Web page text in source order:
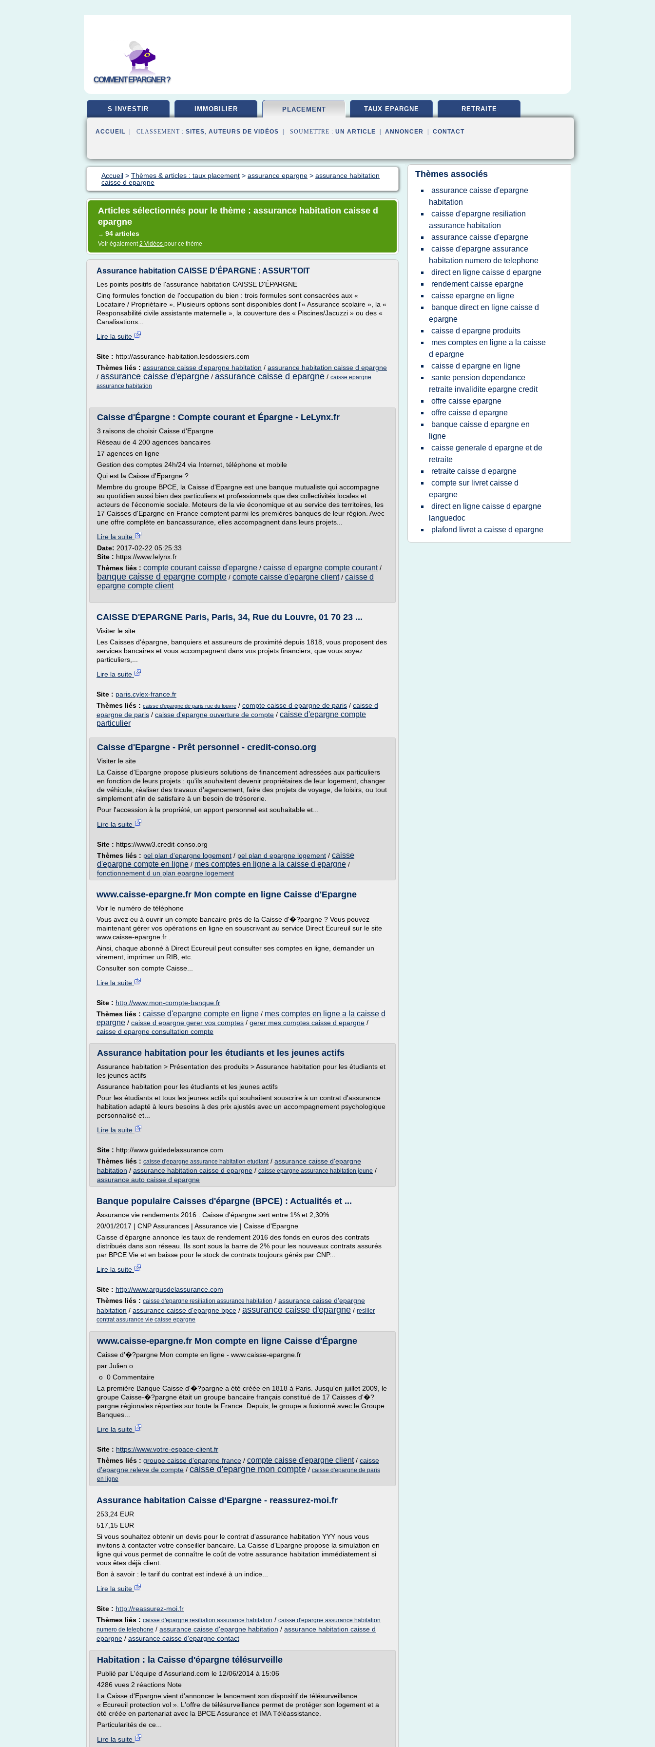
COMMENT EPARGNER ?
S INVESTIR IMMOBILIER PLACEMENT TAUX EPARGNE RETRAITE
ACCUEIL | CLASSEMENT : SITES, AUTEURS DE VIDÉOS | SOUMETTRE : UN ARTICLE ANNONCER CONTACT
Accueil > Thèmes & articles : taux placement > assurance epargne > assurance habitation
caisse d epargne
Articles sélectionnés pour le thème : assurance habitation caisse d
epargne
→ 94 articles
Voir également2 Vidéos pour ce thème
Assurance habitation CAISSE D'ÉPARGNE : ASSUR'TOIT
Les points positifs de l'assurance habitation CAISSE D'ÉPARGNE
Cinq formules fonction de l'occupation du bien : trois formules sont consacrées aux «
Locataire / Propriétaire ». Plusieurs options sont disponibles dont l'« Assurance scolaire », la «
Responsabilité civile assistante maternelle », la couverture des « Piscines/Jacuzzi » ou des «
Canalisations...
Lire la suite
Site : http://assurance-habitation.lesdossiers.com
Thèmes liés : assurance caisse d'epargne habitation / assurance habitation caisse d epargne
/ assurance caisse d'epargne / assurance caisse d epargne / caisse epargne
assurance habitation
Caisse d'Épargne : Compte courant et Épargne - LeLynx.fr
3 raisons de choisir Caisse d'Epargne
Réseau de 4 200 agences bancaires
17 agences en ligne
Gestion des comptes 24h/24 via Internet, téléphone et mobile
Qui est la Caisse d'Epargne ?
Membre du groupe BPCE, la Caisse d'Epargne est une banque mutualiste qui accompagne
au quotidien aussi bien des particuliers et professionnels que des collectivités locales et
acteurs de l'économie sociale. Moteurs de la vie économique et au service des territoires, les
17 Caisses d'Epargne en France comptent parmi les premières banques de leur région. Avec
une offre complète en bancassurance, elles accompagnent dans leurs projets...
Lire la suite
Date: 2017-02-22 05:25:33
Site : https://www.lelynx.fr
Thèmes liés : compte courant caisse d'epargne / caisse d epargne compte courant/
banque caisse d epargne compte / compte caisse d'epargne client/ caisse d
epargne compte client
CAISSE D'EPARGNE Paris, Paris, 34, Rue du Louvre, 01 70 23 ...
Visiter le site
Les Caisses d'épargne, banquiers et assureurs de proximité depuis 1818, vous proposent des
services bancaires et vous accompagnent dans vos projets financiers, que vous soyez
particuliers,...
Lire la suite
Site : paris.cylex-france.fr
Thèmes liés : caisse d'epargne de paris rue du louvre / compte caisse d epargne de paris / caisse d
epargne de paris / caisse d'epargne ouverture de compte / caisse d'epargne compte
particulier
Caisse d'Epargne - Prêt personnel - credit-conso.org
Visiter le site
La Caisse d'Epargne propose plusieurs solutions de financement adressées aux particuliers
en fonction de leurs projets : qu'ils souhaitent devenir propriétaires de leur logement, changer
de véhicule, réaliser des travaux d'agencement, faire des projets de voyage, de loisirs, ou tout
simplement afin de satisfaire à un besoin de trésorerie.
Pour l'accession à la propriété, un apport personnel est souhaitable et...
Lire la suite
Site : https://www3.credit-conso.org
Thèmes liés : pel plan d'epargne logement / pel plan d epargne logement / caisse
d'epargne compte en ligne / mes comptes en ligne a la caisse d epargne /
fonctionnement d un plan epargne logement
www.caisse-epargne.fr Mon compte en ligne Caisse d'Epargne
Voir le numéro de téléphone
Vous avez eu à ouvrir un compte bancaire près de la Caisse d'�?pargne ? Vous pouvez
maintenant gérer vos opérations en ligne en souscrivant au service Direct Ecureuil sur le site
www.caisse-epargne.fr .
Ainsi, chaque abonné à Direct Ecureuil peut consulter ses comptes en ligne, demander un
virement, imprimer un RIB, etc.
Consulter son compte Caisse...
Lire la suite
Site : http://www.mon-compte-banque.fr
Thèmes liés : caisse d'epargne compte en ligne / mes comptes en ligne a la caisse d
epargne / caisse d epargne gerer vos comptes / gerer mes comptes caisse d epargne /
caisse d epargne consultation compte
Assurance habitation pour les étudiants et les jeunes actifs
Assurance habitation > Présentation des produits > Assurance habitation pour les étudiants et
les jeunes actifs
Assurance habitation pour les étudiants et les jeunes actifs
Pour les étudiants et tous les jeunes actifs qui souhaitent souscrire à un contrat d'assurance
habitation adapté à leurs besoins à des prix ajustés avec un accompagnement psychologique
personnalisé et...
Lire la suite
Site : http://www.guidedelassurance.com
Thèmes liés : caisse d'epargne assurance habitation etudiant/ assurance caisse d'epargne
habitation / assurance habitation caisse d epargne / caisse epargne assurance habitation jeune /
assurance auto caisse d epargne
Banque populaire Caisses d'épargne (BPCE) : Actualités et ...
Assurance vie rendements 2016 : Caisse d'épargne sert entre 1% et 2,30%
20/01/2017 | CNP Assurances | Assurance vie | Caisse d'Epargne
Caisse d'épargne annonce les taux de rendement 2016 des fonds en euros des contrats
distribués dans son réseau. Ils sont sous la barre de 2% pour les nouveaux contrats assurés
par BPCE Vie et en baisse pour le stock de contrats toujours gérés par CNP...
Lire la suite
Site : http://www.argusdelassurance.com
Thèmes liés : caisse d'epargne resiliation assurance habitation / assurance caisse d'epargne
habitation / assurance caisse d'epargne bpce / assurance caisse d'epargne / resilier
contrat assurance vie caisse epargne
www.caisse-epargne.fr Mon compte en ligne Caisse d'Épargne
Caisse d'�?pargne Mon compte en ligne - www.caisse-epargne.fr
par Julien o
o 0 Commentaire
La première Banque Caisse d'�?pargne a été créée en 1818 à Paris. Jusqu'en juillet 2009, le
groupe Caisse-�?pargne était un groupe bancaire français constitué de 17 Caisses d'�?
pargne régionales réparties sur toute la France. Depuis, le groupe a fusionné avec le Groupe
Banques...
Lire la suite
Site : https://www.votre-espace-client.fr
Thèmes liés : groupe caisse d'epargne france / compte caisse d'epargne client/ caisse
d'epargne releve de compte / caisse d'epargne mon compte / caisse d'epargne de paris
en ligne
Assurance habitation Caisse d’Epargne - reassurez-moi.fr
253,24 EUR
517,15 EUR
Si vous souhaitez obtenir un devis pour le contrat d'assurance habitation YYY nous vous
invitons à contacter votre conseiller bancaire. La Caisse d'Epargne propose la simulation en
ligne qui vous permet de connaître le coût de votre assurance habitation immédiatement si
vous êtes déjà client.
Bon à savoir : le tarif du contrat est indexé à un indice...
Lire la suite
Site : http://reassurez-moi.fr
Thèmes liés : caisse d'epargne resiliation assurance habitation / caisse d'epargne assurance habitation
numero de telephone / assurance caisse d'epargne habitation / assurance habitation caisse d
epargne / assurance caisse d'epargne contact
Habitation : la Caisse d'épargne télésurveille
Publié par L'équipe d'Assurland.com le 12/06/2014 à 15:06
4286 vues 2 réactions Note
La Caisse d'Epargne vient d'annoncer le lancement son dispositif de télésurveillance
« Ecureuil protection vol ». L'offre de télésurveillance permet de protéger son logement et a
été créée en partenariat avec la BPCE Assurance et IMA Téléassistance.
Particularités de ce...
Lire la suite
Thèmes associés
assurance caisse d'epargne
habitation
caisse d'epargne resiliation
assurance habitation
assurance caisse d'epargne
caisse d'epargne assurance
habitation numero de telephone
direct en ligne caisse d epargne
rendement caisse epargne
caisse epargne en ligne
banque direct en ligne caisse d
epargne
caisse d epargne produits
mes comptes en ligne a la caisse
d epargne
caisse d epargne en ligne
sante pension dependance
retraite invalidite epargne credit
offre caisse epargne
offre caisse d epargne
banque caisse d epargne en
ligne
caisse generale d epargne et de
retraite
retraite caisse d epargne
compte sur livret caisse d
epargne
direct en ligne caisse d epargne
languedoc
plafond livret a caisse d epargne